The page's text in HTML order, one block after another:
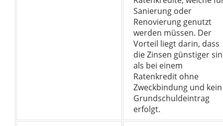
Sanierung oder
Renovierung genutzt
werden müssen. Der
Vorteil liegt darin, dass
die Zinsen günstiger
als bei einem
Ratenkredit ohne
Zweckbindung und kein
Grundschuldeintrag
erfolgt.